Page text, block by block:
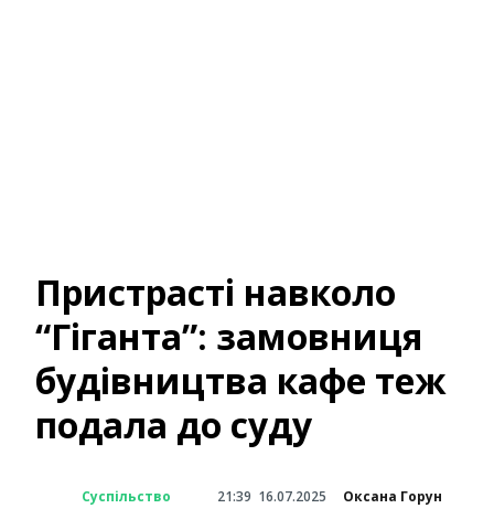
Пристрасті навколо
“Гіганта”: замовниця
будівництва кафе теж
подала до суду
Суспільство 21:39 16.07.2025 Оксана Горун